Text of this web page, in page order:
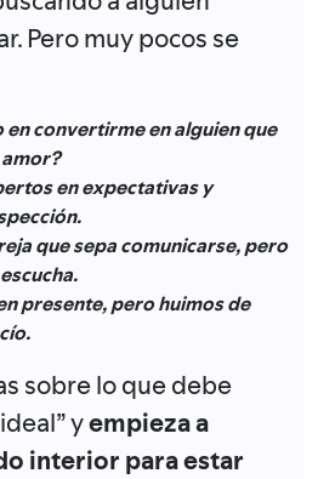
Pero muy pocos se
convertirme en alguien que
en expectativas y
que sepa comunicarse, pero
presente, pero huimos de
sobre lo que debe
yempieza a
interior para estar